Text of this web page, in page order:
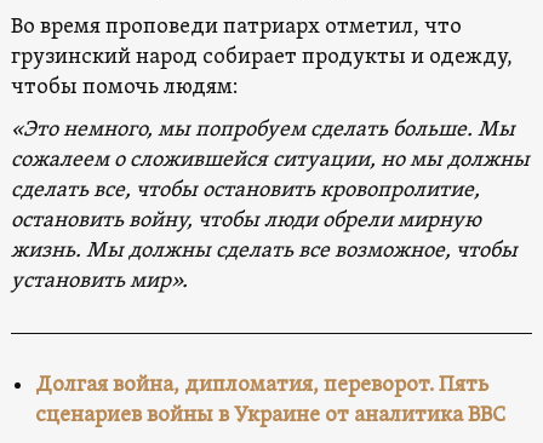
Во время проповеди патриарх отметил, что
грузинский народ собирает продукты и одежду,
чтобы помочь людям:
«Это немного, мы попробуем сделать больше. Мы
сожалеем о сложившейся ситуации, но мы должны
сделать все, чтобы остановить кровопролитие,
остановить войну, чтобы люди обрели мирную
жизнь. Мы должны сделать все возможное, чтобы
установить мир».
Долгая война, дипломатия, переворот. Пять
сценариев войны в Украине от аналитика ВВС